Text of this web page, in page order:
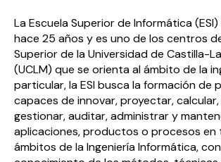
La Escuela Superior de Informática
hace 25 años y es uno de los centros
Superior de la Universidad de Castilla-
(UCLM) que se orienta al ámbito de la
particular, la ESI busca la formación de
capaces de innovar, proyectar,
gestionar, auditar, administrar y
aplicaciones, productos o procesos en
ámbitos de la Ingeniería Informática,